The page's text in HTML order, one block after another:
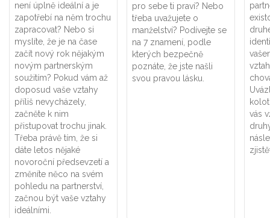
není úplně ideální a je
zapotřebí na něm trochu
zapracovat? Nebo si
myslíte, že je na čase
začít nový rok nějakým
novým partnerským
soužitím? Pokud vám až
doposud vaše vztahy
příliš nevycházely,
začněte k nim
přistupovat trochu jinak.
Třeba právě tím, že si
dáte letos nějaké
novoroční předsevzetí a
změníte něco na svém
pohledu na partnerství,
začnou být vaše vztahy
ideálními.
pro sebe ti praví? Nebo
třeba uvažujete o
manželství? Podívejte se
na 7 znamení, podle
kterých bezpečně
poznáte, že jste našli
svou pravou lásku.
vás